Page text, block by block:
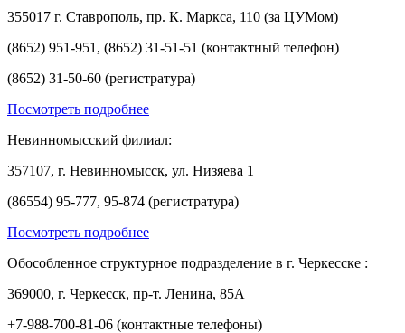
355017 г. Ставрополь, пр. К. Маркса, 110 (за ЦУМом)
(8652) 951-951, (8652) 31-51-51 (контактный телефон)
(8652) 31-50-60 (регистратура)
Посмотреть подробнее
Невинномысский филиал:
357107, г. Невинномысск, ул. Низяева 1
(86554) 95-777, 95-874 (регистратура)
Посмотреть подробнее
Обособленное структурное подразделение в г. Черкесске :
369000, г. Черкесск, пр-т. Ленина, 85А
+7-988-700-81-06 (контактные телефоны)